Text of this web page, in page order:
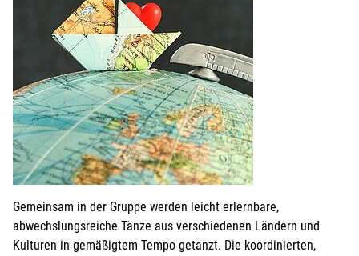
Gemeinsam in der Gruppe werden leicht erlernbare,
abwechslungsreiche Tänze aus verschiedenen Ländern und
Kulturen in gemäßigtem Tempo getanzt. Die koordinierten,